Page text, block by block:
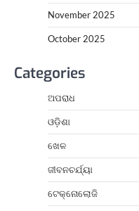
November 2025
October 2025
Categories
ଅପରାଧ
ଓଡ଼ିଶା
ଖେଳ
ଜୀବନଚର୍ଯ୍ୟା
ଟେକ୍ନୋଲୋଜି